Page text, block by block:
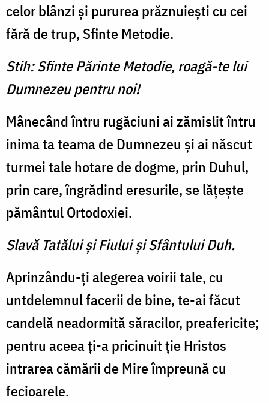
celor blânzi şi pururea prăznuieşti cu cei
fără de trup, Sfinte Metodie.
Stih: Sfinte Părinte Metodie, roagă-te lui
Dumnezeu pentru noi!
Mânecând întru rugăciuni ai zămislit întru
inima ta teama de Dumnezeu şi ai născut
turmei tale hotare de dogme, prin Duhul,
prin care, îngrădind eresurile, se lăţeşte
pământul Ortodoxiei.
Slavă Tatălui şi Fiului şi Sfântului Duh.
Aprinzându-ţi alegerea voirii tale, cu
untdelemnul facerii de bine, te-ai făcut
candelă neadormită săracilor, preafericite;
pentru aceea ţi-a pricinuit ţie Hristos
intrarea cămării de Mire împreună cu
fecioarele.